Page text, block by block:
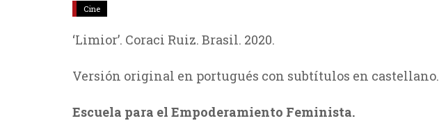
Cine
‘Limior’. Coraci Ruiz. Brasil. 2020.
Versión original en portugués con subtítulos en castellano.
Escuela para el Empoderamiento Feminista.